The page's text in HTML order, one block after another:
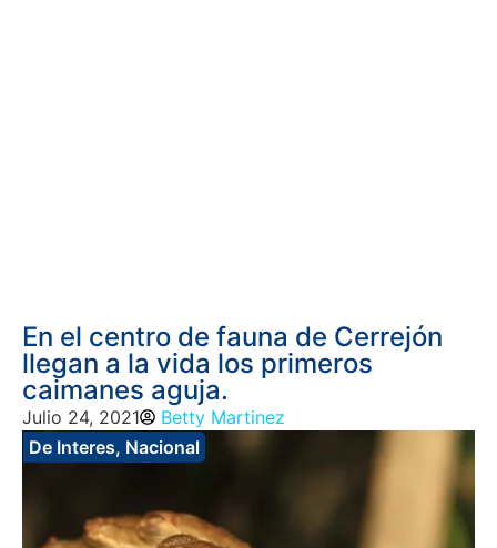
En el centro de fauna de Cerrejón
llegan a la vida los primeros
caimanes aguja.
Julio 24, 2021
Betty Martinez
De Interes, Nacional